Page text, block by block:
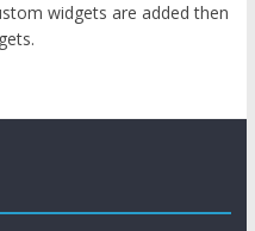
widgets are added then